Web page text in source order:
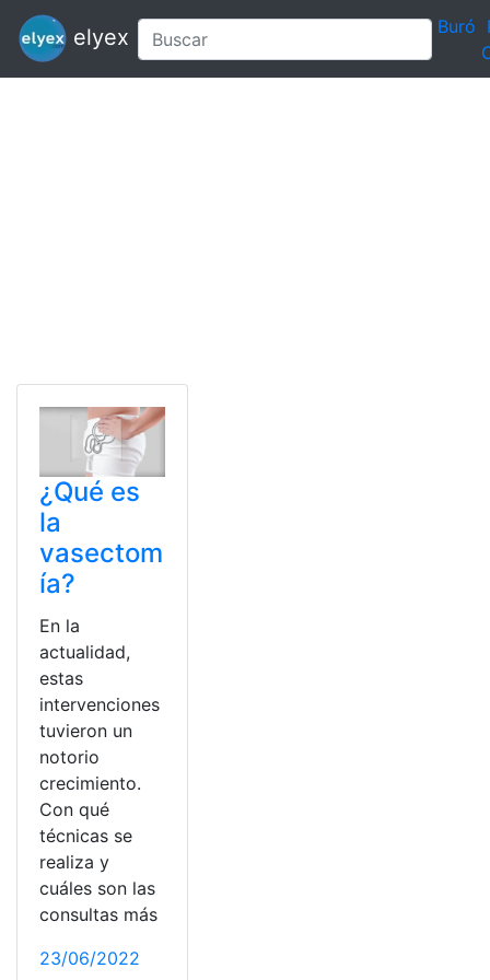
elyex Buró
¿Qué es
la
vasectom
ía?
En la
actualidad,
estas
intervenciones
tuvieron un
notorio
crecimiento.
Con qué
técnicas se
realiza y
cuáles son las
consultas más
23/06/2022